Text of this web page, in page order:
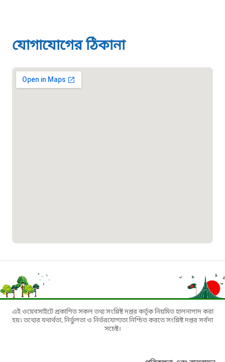
১০৯৮
শিশু সহায়তা লাইন
১৬৪৪৫
পাসপোর্ট বাতায়ন হটলাইন
১৬১৭১
যোগাযোগের ঠিকানা
এই ওয়েবসাইটে প্রকাশিত সকল তথ্য সংশ্লিষ্ট দপ্তর কর্তৃক নিয়মিত হালনাগাদ করা
হয়। তথ্যের যথার্থতা, নির্ভুলতা ও নির্ভরযোগ্যতা নিশ্চিত করতে সংশ্লিষ্ট দপ্তর সর্বদা
সচেষ্ট।